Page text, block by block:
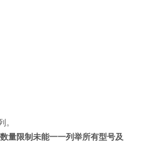
。
量限制未能一一列举所有型号及